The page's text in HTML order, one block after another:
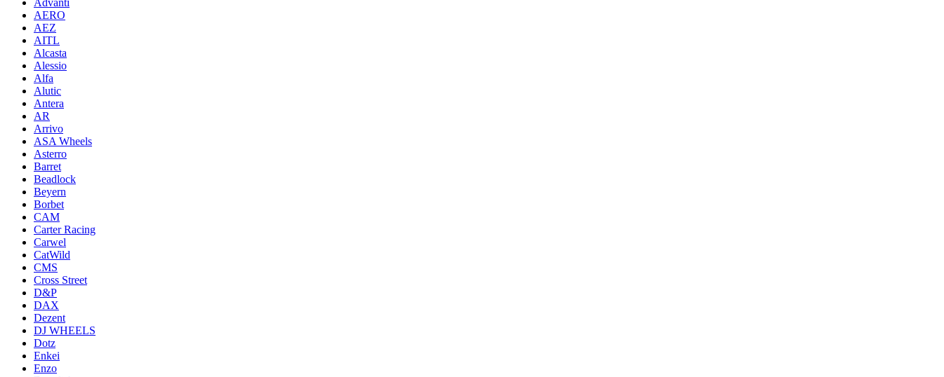
AERO
AEZ
AITL
Alcasta
Alessio
Alfa
Alutic
Antera
AR
Arrivo
ASA Wheels
Asterro
Barret
Beadlock
Beyern
Borbet
CAM
Carter Racing
Carwel
CatWild
CMS
Cross Street
D&P
DAX
Dezent
DJ WHEELS
Dotz
Enkei
Enzo